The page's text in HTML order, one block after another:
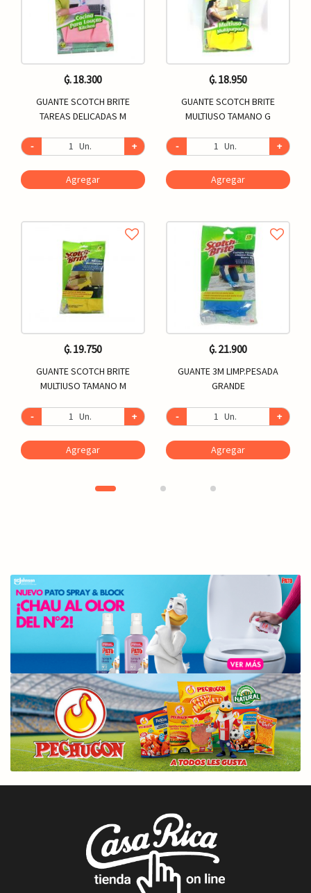
₲. 18.300
GUANTE SCOTCH BRITE
TAREAS DELICADAS M
- Un. +
Agregar
₲. 19.750
GUANTE SCOTCH BRITE
MULTIUSO TAMANO M
- Un. +
Agregar
₲. 18.950
GUANTE SCOTCH BRITE
MULTIUSO TAMANO G
- Un. +
Agregar
₲. 21.900
GUANTE 3M LIMP.PESADA
GRANDE
- Un. +
Agregar